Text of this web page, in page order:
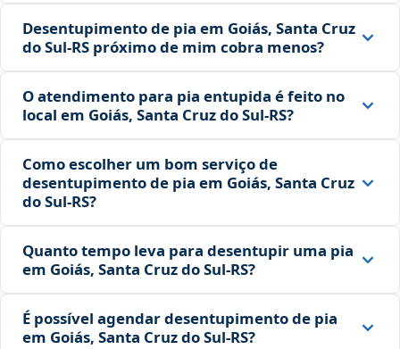
Desentupimento de pia em Goiás, Santa Cruz
do Sul‑RS próximo de mim cobra menos?
O atendimento para pia entupida é feito no
local em Goiás, Santa Cruz do Sul‑RS?
Como escolher um bom serviço de
desentupimento de pia em Goiás, Santa Cruz
do Sul‑RS?
Quanto tempo leva para desentupir uma pia
em Goiás, Santa Cruz do Sul‑RS?
É possível agendar desentupimento de pia
em Goiás, Santa Cruz do Sul‑RS?